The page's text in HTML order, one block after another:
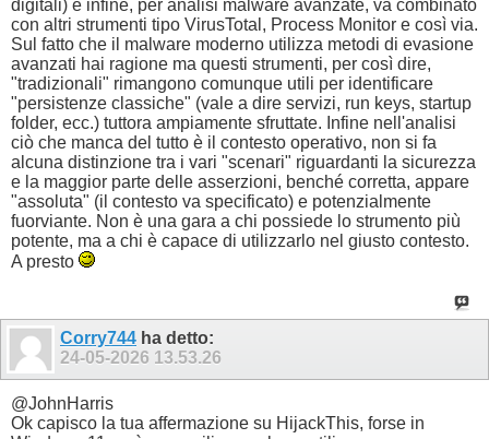
digitali) e infine, per analisi malware avanzate, va combinato
con altri strumenti tipo VirusTotal, Process Monitor e così via.
Sul fatto che il malware moderno utilizza metodi di evasione
avanzati hai ragione ma questi strumenti, per così dire,
"tradizionali" rimangono comunque utili per identificare
"persistenze classiche" (vale a dire servizi, run keys, startup
folder, ecc.) tuttora ampiamente sfruttate. Infine nell'analisi
ciò che manca del tutto è il contesto operativo, non si fa
alcuna distinzione tra i vari "scenari" riguardanti la sicurezza
e la maggior parte delle asserzioni, benché corretta, appare
"assoluta" (il contesto va specificato) e potenzialmente
fuorviante. Non è una gara a chi possiede lo strumento più
potente, ma a chi è capace di utilizzarlo nel giusto contesto.
A presto
Corry744 ha detto:
24-05-2026 13.53.26
@JohnHarris
Ok capisco la tua affermazione su HijackThis, forse in